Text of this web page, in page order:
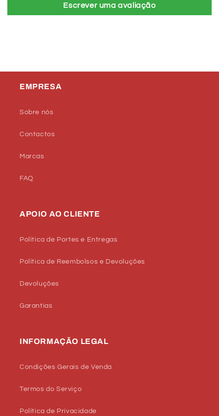
Escrever uma avaliação
EMPRESA
Sobre nós
Contactos
Marcas
FAQ
APOIO AO CLIENTE
Política de Portes e Entregas
Política de Reembolsos e Devoluções
Devoluções
Garantias
INFORMAÇÃO LEGAL
Condições Gerais de Venda
Termos do Serviço
Política de Privacidade